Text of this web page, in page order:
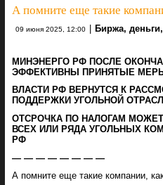
А помните еще такие
09 июня 2025, 12:00 Биржа,
МИНЭНЕРГО РФ ПОСЛЕ
ЭФФЕКТИВНЫ ПРИНЯТЫЕ
ВЛАСТИ РФ ВЕРНУТСЯ К
ПОДДЕРЖКИ УГОЛЬНОЙ
ОТСРОЧКА ПО НАЛОГАМ
ВСЕХ ИЛИ РЯДА УГОЛЬНЫХ
РФ
— — — — — — — —
А помните еще такие компании,